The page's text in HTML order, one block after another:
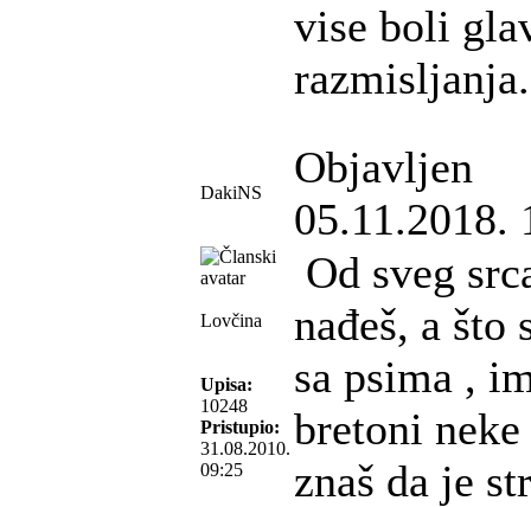
vise boli
DakiNS
Objavljen
05.11.2018.
Lovčina
Upisa:
10248
Pristupio:
31.08.2010.
09:25
Od sveg
nađeš, a
sa psima ,
bretoni
znaš da je